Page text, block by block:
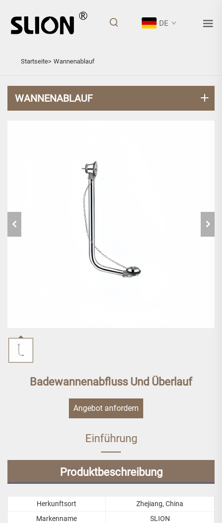
DE
Startseite> Wannenablauf
WANNENABLAUF
Badewannenabfluss Und Überlauf
Angebot anfordern
Einführung
Produktbeschreibung
Herkunftsort
Zhejiang, China
Markenname
SLION